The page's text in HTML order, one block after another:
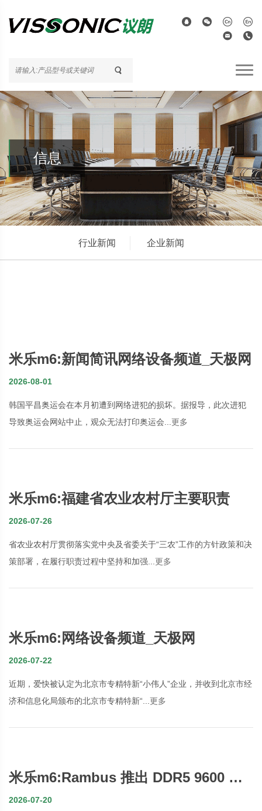
信息
行业新闻 企业新闻
米乐m6:新闻简讯网络设备频道_天极网
2026-08-01
韩国平昌奥运会在本月初遭到网络进犯的损坏。据报导，此次进犯
导致奥运会网站中止，观众无法打印奥运会... 更多
米乐m6:福建省农业农村厅主要职责
2026-07-26
省农业农村厅贯彻落实党中央及省委关于“三农”工作的方针政策和决
策部署，在履行职责过程中坚持和加强... 更多
米乐m6:网络设备频道_天极网
2026-07-22
近期，爱快被认定为北京市专精特新“小伟人”企业，并收到北京市经
济和信息化局颁布的北京市专精特新“... 更多
米乐m6:Rambus 推出 DDR5 9600 服
务器 RDIMM 芯片组赋能下一代 AI 与
2026-07-20